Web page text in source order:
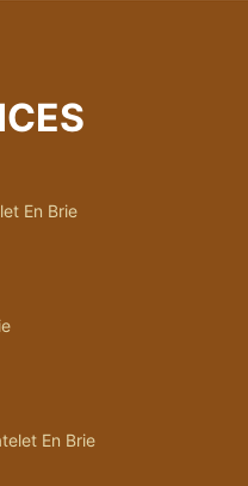
En Brie
En Brie